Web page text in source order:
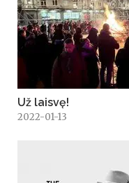
Už laisvę!
2022-01-13